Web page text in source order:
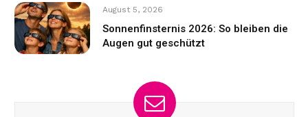
August 5, 2026
Sonnenfinsternis 2026: So bleiben die
Augen gut geschützt